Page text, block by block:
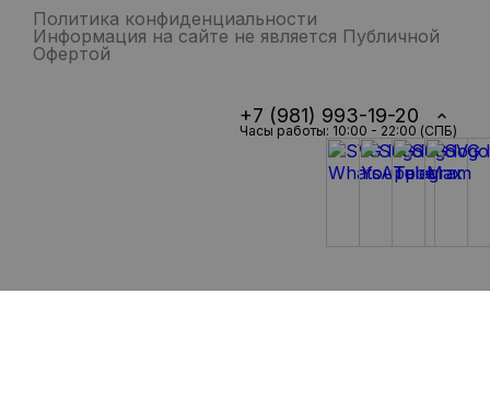
Политика конфиденциальности
Информация на сайте не является Публичной
Офертой
+7 (981) 993-19-20
Часы работы: 10:00 - 22:00 (СПБ)